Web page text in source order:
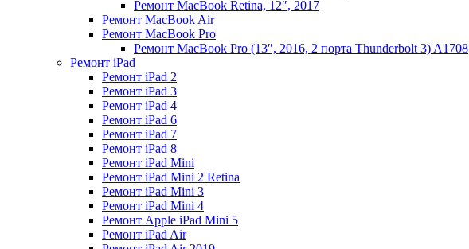
Ремонт MacBook Retina, 12″, 2017
Ремонт MacBook Air
Ремонт MacBook Pro
Ремонт MacBook Pro (13″, 2016, 2 порта Thunderbolt 3) A1708
Ремонт iPad
Ремонт iPad 2
Ремонт iPad 3
Ремонт iPad 4
Ремонт iPad 6
Ремонт iPad 7
Ремонт iPad 8
Ремонт iPad Mini
Ремонт iPad Mini 2 Retina
Ремонт iPad Mini 3
Ремонт iPad Mini 4
Ремонт Apple iPad Mini 5
Ремонт iPad Air